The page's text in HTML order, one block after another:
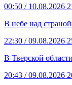
00:50 / 10.08.2026
В небе над
22:30 / 09.08.2026
В Тверской
20:43 / 09.08.2026